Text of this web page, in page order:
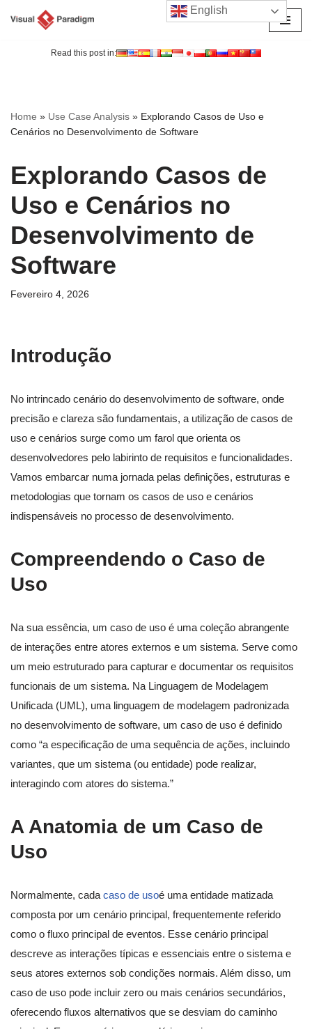
Read this post in:
Home » Use Case Analysis » Explorando Casos de Uso e
Cenários no Desenvolvimento de Software
Explorando Casos de
Uso e Cenários no
Desenvolvimento de
Software
Fevereiro 4, 2026
Introdução
No intrincado cenário do desenvolvimento de software, onde
precisão e clareza são fundamentais, a utilização de casos de
uso e cenários surge como um farol que orienta os
desenvolvedores pelo labirinto de requisitos e funcionalidades.
Vamos embarcar numa jornada pelas definições, estruturas e
metodologias que tornam os casos de uso e cenários
indispensáveis no processo de desenvolvimento.
Compreendendo o Caso de
Uso
Na sua essência, um caso de uso é uma coleção abrangente
de interações entre atores externos e um sistema. Serve como
um meio estruturado para capturar e documentar os requisitos
funcionais de um sistema. Na Linguagem de Modelagem
Unificada (UML), uma linguagem de modelagem padronizada
no desenvolvimento de software, um caso de uso é definido
como “a especificação de uma sequência de ações, incluindo
variantes, que um sistema (ou entidade) pode realizar,
interagindo com atores do sistema.”
A Anatomia de um Caso de
Uso
Normalmente, cada caso de usoé uma entidade matizada
composta por um cenário principal, frequentemente referido
como o fluxo principal de eventos. Esse cenário principal
descreve as interações típicas e essenciais entre o sistema e
seus atores externos sob condições normais. Além disso, um
caso de uso pode incluir zero ou mais cenários secundários,
oferecendo fluxos alternativos que se desviam do caminho
English